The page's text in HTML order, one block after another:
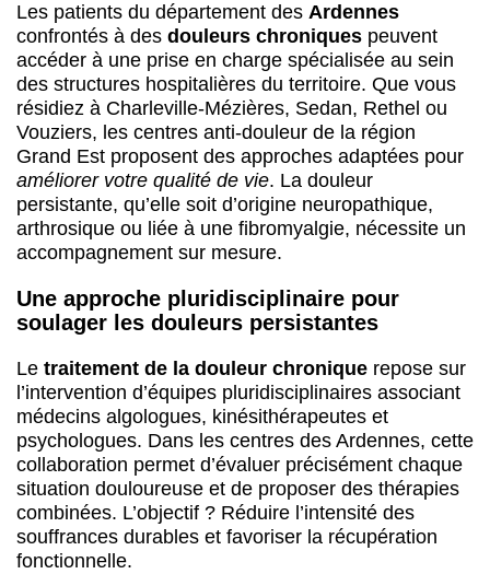
Les patients du département des Ardennes
confrontés à des douleurs chroniques peuvent
accéder à une prise en charge spécialisée au sein
des structures hospitalières du territoire. Que vous
résidiez à Charleville-Mézières, Sedan, Rethel ou
Vouziers, les centres anti-douleur de la région
Grand Est proposent des approches adaptées pour
améliorer votre qualité de vie. La douleur
persistante, qu’elle soit d’origine neuropathique,
arthrosique ou liée à une fibromyalgie, nécessite un
accompagnement sur mesure.
Une approche pluridisciplinaire pour
soulager les douleurs persistantes
Le traitement de la douleur chronique repose sur
l’intervention d’équipes pluridisciplinaires associant
médecins algologues, kinésithérapeutes et
psychologues. Dans les centres des Ardennes, cette
collaboration permet d’évaluer précisément chaque
situation douloureuse et de proposer des thérapies
combinées. L’objectif ? Réduire l’intensité des
souffrances durables et favoriser la récupération
fonctionnelle.